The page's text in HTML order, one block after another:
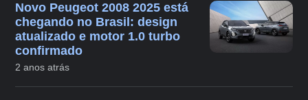
Novo Peugeot 2008 2025 está
chegando no Brasil: design
atualizado e motor 1.0 turbo
confirmado
2 anos atrás